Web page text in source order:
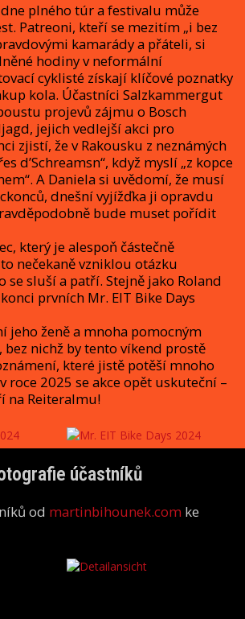
plného túr a festivalu může
Patreoni, kteří se mezitím „i bez
kamarády a přáteli, si
hodiny v neformální
cyklisté získají klíčové poznatky
kola. Účastníci Salzkammergut
projevů zájmu o Bosch
jejich vedlejší akci pro
zjistí, že v Rakousku z neznámých
d’Schreamsn“, když myslí „z kopce
A Daniela si uvědomí, že musí
dnešní vyjížďka ji opravdu
bude muset pořídit
který je alespoň částečně
nečekaně vzniklou otázku
se sluší a patří. Stejně jako Roland
prvních Mr. EIT Bike Days
jeho ženě a mnoha pomocným
nichž by tento víkend prostě
které jistě potěší mnoho
roce 2025 se akce opět uskuteční –
na Reiteralmu!
účastníků
od martinbihounek.com ke